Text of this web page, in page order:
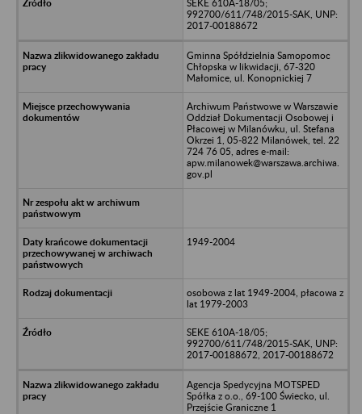
SEKE 610A-18/05;
992700/611/748/2015-SAK, UNP:
2017-00188672
Gminna Spółdzielnia Samopomoc
Chłopska w likwidacji, 67-320
Małomice, ul. Konopnickiej 7
Archiwum Państwowe w Warszawie
Oddział Dokumentacji Osobowej i
Płacowej w Milanówku, ul. Stefana
Okrzei 1, 05-822 Milanówek, tel. 22
724 76 05, adres e-mail:
apw.milanowek@warszawa.archiwa.
gov.pl
1949-2004
osobowa z lat 1949-2004, płacowa z
lat 1979-2003
SEKE 610A-18/05;
992700/611/748/2015-SAK, UNP:
2017-00188672, 2017-00188672
Agencja Spedycyjna MOTSPED
Spółka z o.o., 69-100 Świecko, ul.
Przejście Graniczne 1